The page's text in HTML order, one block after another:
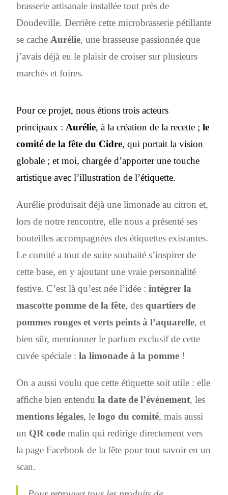
brasserie artisanale installée tout près de
Doudeville. Derrière cette microbrasserie pétillante
se cache Aurélie, une brasseuse passionnée que
j’avais déjà eu le plaisir de croiser sur plusieurs
marchés et foires.
Pour ce projet, nous étions trois acteurs
principaux : Aurélie, à la création de la recette ;le
comité de la fête du Cidre, qui portait la vision
globale ; et moi, chargée d’apporter une touche
artistique avec l’illustration de l’étiquette.
Aurélie produisait déjà une limonade au citron et,
lors de notre rencontre, elle nous a présenté ses
bouteilles accompagnées des étiquettes existantes.
Le comité a tout de suite souhaité s’inspirer de
cette base, en y ajoutant une vraie personnalité
festive. C’est là qu’est née l’idée :intégrer la
mascotte pomme de la fête, desquartiers de
pommes rouges et verts peints à l’aquarelle, et
bien sûr, mentionner le parfum exclusif de cette
cuvée spéciale :la limonade à la pomme !
On a aussi voulu que cette étiquette soit utile : elle
affiche bien entendula date de l’événement, les
mentions légales, lelogo du comité, mais aussi
un QR code malin qui redirige directement vers
la page Facebook de la fête pour tout savoir en un
scan.